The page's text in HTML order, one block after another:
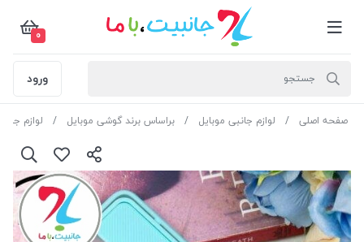
0
ورود
صفحه اصلی لوازم جانبی موبایل براساس برند گوشی موبایل لوازم